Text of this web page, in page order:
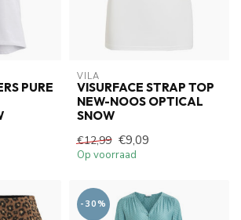
PURE
VILA
VISURFACE STRAP TOP
NEW-NOOS OPTICAL
SNOW
€12,99 €9,09
Op voorraad
-30%